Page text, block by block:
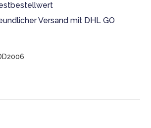
Versand mit DHL GO